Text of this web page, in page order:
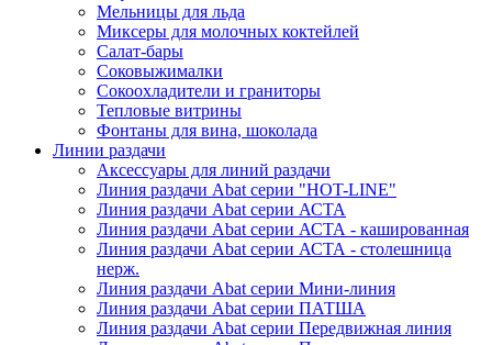
Мельницы для льда
Миксеры для молочных коктейлей
Салат-бары
Соковыжималки
Сокоохладители и граниторы
Тепловые витрины
Фонтаны для вина, шоколада
Линии раздачи
Аксессуары для линий раздачи
Линия раздачи Abat серии "HOT-LINE"
Линия раздачи Abat серии АСТА
Линия раздачи Abat серии АСТА - кашированная
Линия раздачи Abat серии АСТА - столешница
нерж.
Линия раздачи Abat серии Мини-линия
Линия раздачи Abat серии ПАТША
Линия раздачи Abat серии Передвижная линия